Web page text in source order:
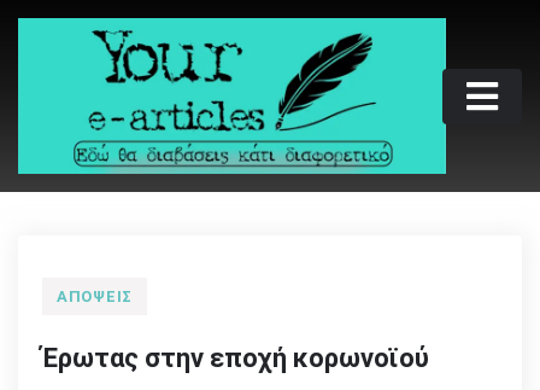
Skip
Your e-articles
Εδώ θα διαβάσεις κάτι διαφορετικό
ΑΠΌΨΕΙΣ
Έρωτας στην εποχή κορωνοϊού